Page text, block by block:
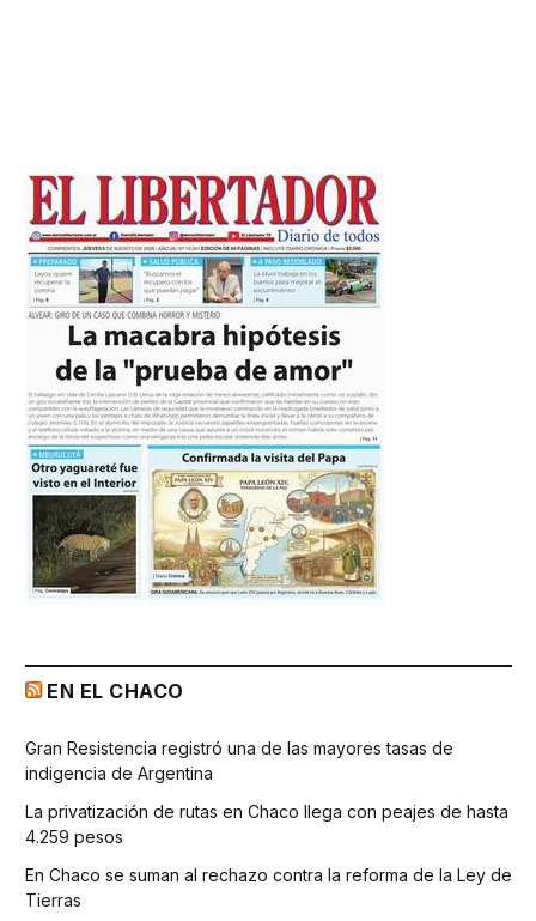
EN EL CHACO
Gran Resistencia registró una de las mayores tasas de
indigencia de Argentina
La privatización de rutas en Chaco llega con peajes de hasta
4.259 pesos
En Chaco se suman al rechazo contra la reforma de la Ley de
Tierras